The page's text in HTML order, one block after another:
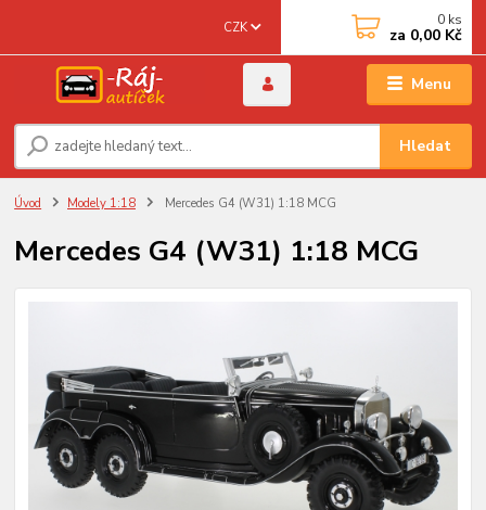
Menu
CZK
Hledat
0 ks
za 0,00 Kč
Úvod Modely 1:18 Mercedes G4 (W31) 1:18 MCG
Mercedes G4 (W31) 1:18 MCG